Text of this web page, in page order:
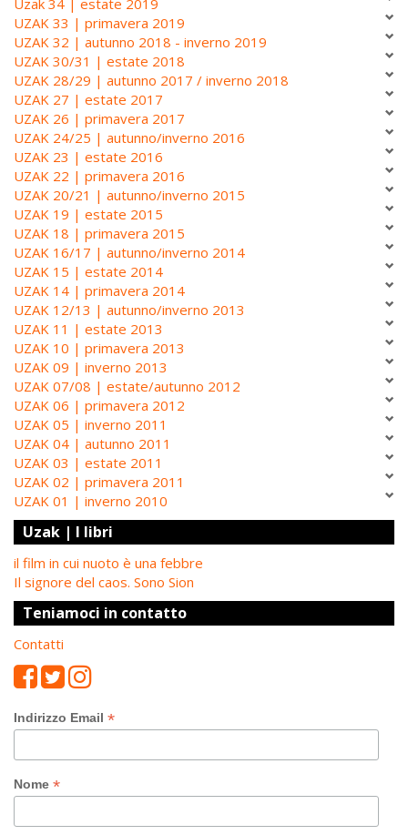
UZAK 33 | primavera 2019
UZAK 32 | autunno 2018 - inverno 2019
UZAK 30/31 | estate 2018
UZAK 28/29 | autunno 2017 / inverno 2018
UZAK 27 | estate 2017
UZAK 26 | primavera 2017
UZAK 24/25 | autunno/inverno 2016
UZAK 23 | estate 2016
UZAK 22 | primavera 2016
UZAK 20/21 | autunno/inverno 2015
UZAK 19 | estate 2015
UZAK 18 | primavera 2015
UZAK 16/17 | autunno/inverno 2014
UZAK 15 | estate 2014
UZAK 14 | primavera 2014
UZAK 12/13 | autunno/inverno 2013
UZAK 11 | estate 2013
UZAK 10 | primavera 2013
UZAK 09 | inverno 2013
UZAK 07/08 | estate/autunno 2012
UZAK 06 | primavera 2012
UZAK 05 | inverno 2011
UZAK 04 | autunno 2011
UZAK 03 | estate 2011
UZAK 02 | primavera 2011
UZAK 01 | inverno 2010
Uzak | I libri
il film in cui nuoto è una febbre
Il signore del caos. Sono Sion
Teniamoci in contatto
Contatti
Indirizzo Email *
Nome *